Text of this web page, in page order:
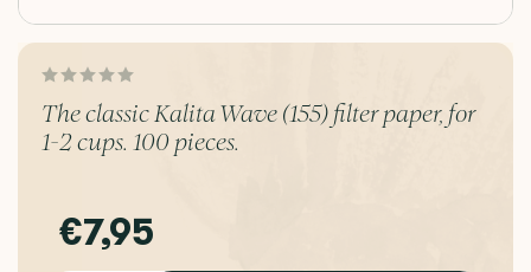
The classic Kalita Wave (155) filter paper, for
1-2 cups. 100 pieces.
€7,95